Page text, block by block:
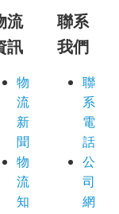
流
訊
物
流
新
聞
物
流
知
聯系
我們
聯
系
電
話
公
司
網